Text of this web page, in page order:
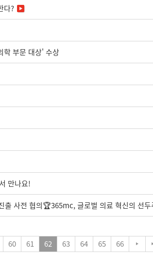
다?
학 부문 대상' 수상
만나요!
출 사전 협의🏆365mc, 글로벌 의료 혁신의 선
60 61 62 63 64 65 66